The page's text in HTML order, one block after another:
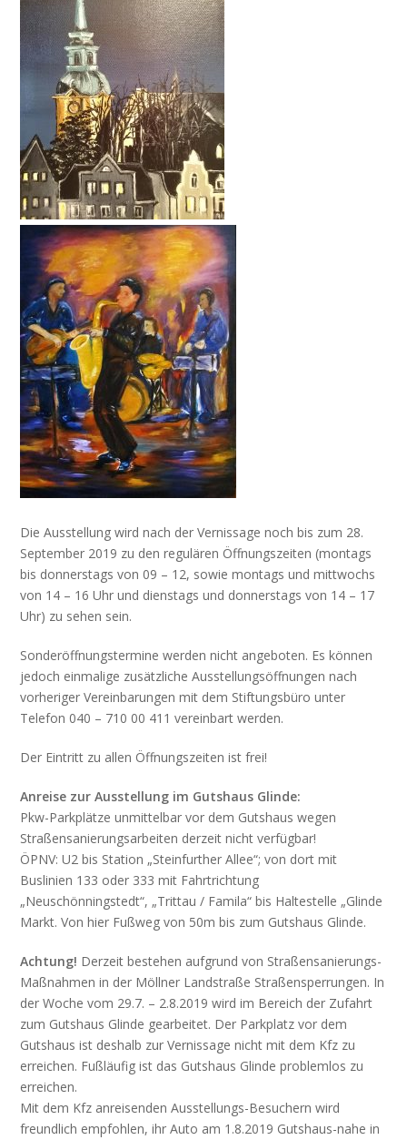
Die Ausstellung wird nach der Vernissage noch bis zum 28.
September 2019 zu den regulären Öffnungszeiten (montags
bis donnerstags von 09 – 12, sowie montags und mittwochs
von 14 – 16 Uhr und dienstags und donnerstags von 14 – 17
Uhr) zu sehen sein.
Sonderöffnungstermine werden nicht angeboten. Es können
jedoch einmalige zusätzliche Ausstellungsöffnungen nach
vorheriger Vereinbarungen mit dem Stiftungsbüro unter
Telefon 040 – 710 00 411 vereinbart werden.
Der Eintritt zu allen Öffnungszeiten ist frei!
Anreise zur Ausstellung im Gutshaus Glinde:
Pkw-Parkplätze unmittelbar vor dem Gutshaus wegen
Straßensanierungsarbeiten derzeit nicht verfügbar!
ÖPNV: U2 bis Station „Steinfurther Allee“; von dort mit
Buslinien 133 oder 333 mit Fahrtrichtung
„Neuschönningstedt“, „Trittau / Famila“ bis Haltestelle „Glinde
Markt. Von hier Fußweg von 50m bis zum Gutshaus Glinde.
Achtung! Derzeit bestehen aufgrund von Straßensanierungs-
Maßnahmen in der Möllner Landstraße Straßensperrungen. In
der Woche vom 29.7. – 2.8.2019 wird im Bereich der Zufahrt
zum Gutshaus Glinde gearbeitet. Der Parkplatz vor dem
Gutshaus ist deshalb zur Vernissage nicht mit dem Kfz zu
erreichen. Fußläufig ist das Gutshaus Glinde problemlos zu
erreichen.
Mit dem Kfz anreisenden Ausstellungs-Besuchern wird
freundlich empfohlen, ihr Auto am 1.8.2019 Gutshaus-nahe in